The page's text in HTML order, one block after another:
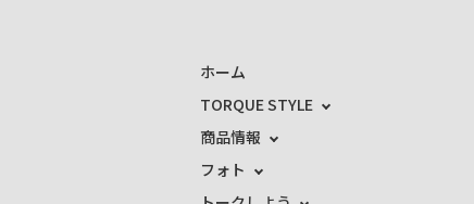
ホーム
TORQUE STYLE
商品情報
フォト